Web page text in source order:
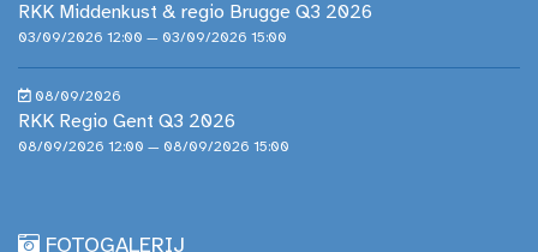
RKK Middenkust & regio Brugge Q3 2026
03/09/2026 12:00 — 03/09/2026 15:00
08/09/2026
RKK Regio Gent Q3 2026
08/09/2026 12:00 — 08/09/2026 15:00
FOTOGALERIJ